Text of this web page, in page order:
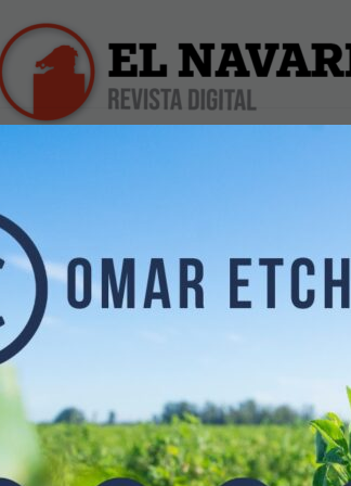
NUEVA